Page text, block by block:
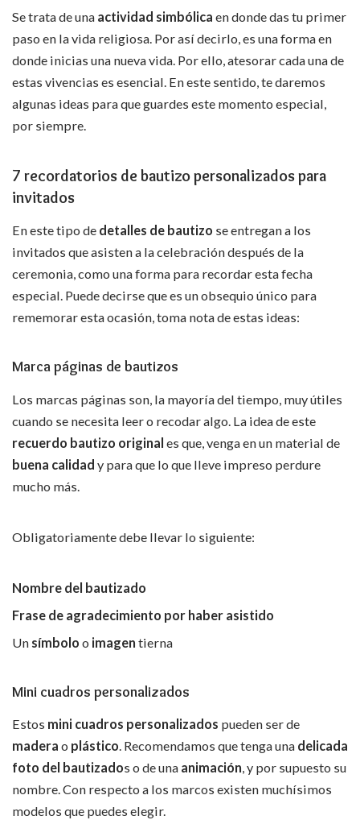
Se trata de una actividad simbólica en donde das tu primer
paso en la vida religiosa. Por así decirlo, es una forma en
donde inicias una nueva vida. Por ello, atesorar cada una de
estas vivencias es esencial. En este sentido, te daremos
algunas ideas para que guardes este momento especial,
por siempre.
7 recordatorios de bautizo personalizadospara
invitados
En este tipo de detalles de bautizo se entregan a los
invitados que asisten a la celebración después de la
ceremonia, como una forma para recordar esta fecha
especial. Puede decirse que es un obsequio único para
rememorar esta ocasión, toma nota de estas ideas:
Marca páginas de bautizos
Los marcas páginas son, la mayoría del tiempo, muy útiles
cuando se necesita leer o recodar algo. La idea de este
recuerdo bautizo original es que, venga en un material de
buena calidad y para que lo que lleve impreso perdure
mucho más.
Obligatoriamente debe llevar lo siguiente:
Nombre del bautizado
Frase de agradecimiento por haber asistido
Un símbolo o imagen tierna
Mini cuadros personalizados
Estos mini cuadros personalizados pueden ser de
madera o plástico. Recomendamos que tenga una delicada
foto del bautizados o de una animación, y por supuesto su
nombre. Con respecto a los marcos existen muchísimos
modelos que puedes elegir.